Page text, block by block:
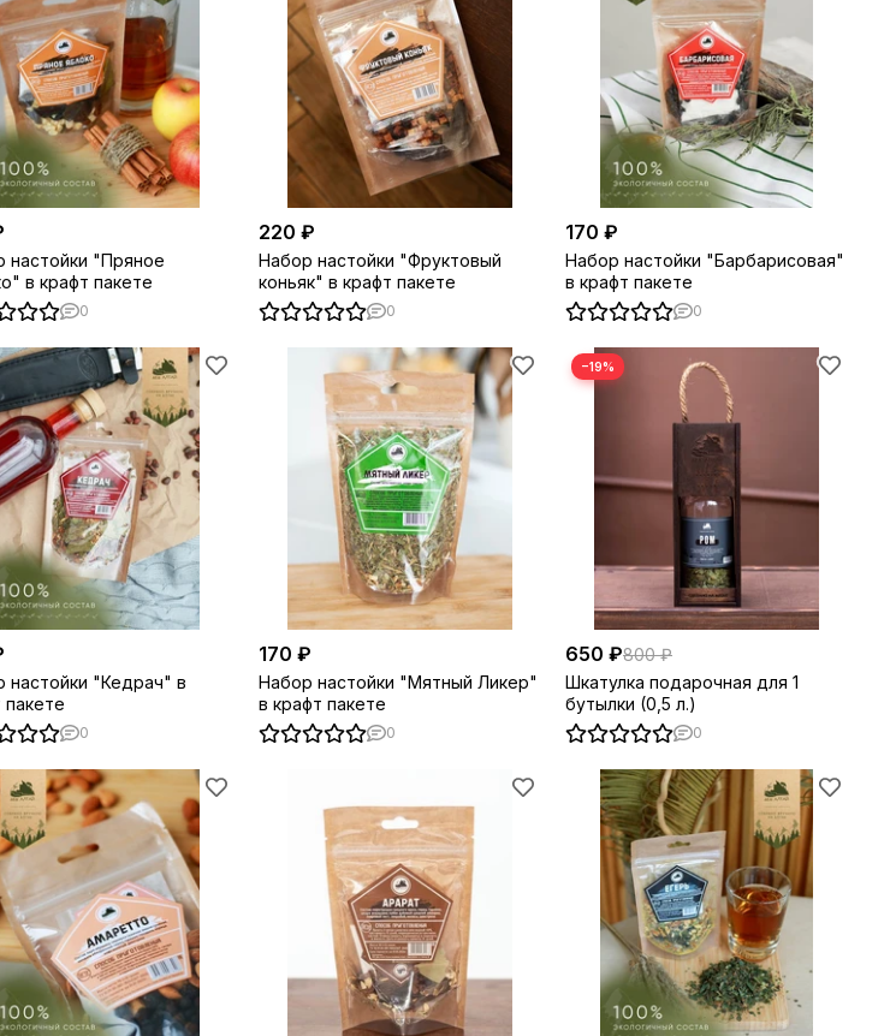
настойки "Пряное
в крафт пакете
0
220 ₽
Набор настойки "Фруктовый
коньяк" в крафт пакете
0
170 ₽
Набор настойки "Барбарисовая"
в крафт пакете
0
настойки "Кедрач" в
пакете
0
170 ₽
Набор настойки "Мятный Ликер"
в крафт пакете
0
−19%
650 ₽800 ₽
Шкатулка подарочная для 1
бутылки (0,5 л.)
0